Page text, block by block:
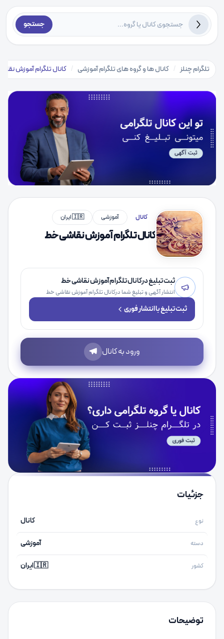
جستجو
تلگرام چنلز / کانال ها و گروه های تلگرام آموزشی / کانال تلگرام آموزش
کانال آموزشی 🇮🇷 ایران
کانال تلگرام آموزش نقاشی خط
ثبت تبلیغ درکانال تلگرام آموزش نقاشی خط
انتشار آگهی و تبلیغ شما درکانال تلگرام آموزش نقاشی خط
ثبت تبلیغ با انتشار فوری
ورود به کانال
جزئیات
نوع کانال
دسته آموزشی
کشور 🇮🇷 ایران
توضیحات